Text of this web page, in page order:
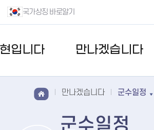
국가상징 바로알기
입니다 만나겠습니다
만나겠습니다 군수일정
군수일정